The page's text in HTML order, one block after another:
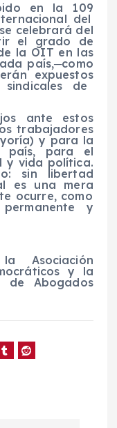
en la
109
del
celebrará del
el grado de
la OIT en las
país,─como
n expuestos
de
ante estos
trabajadores
y para la
país, para el
y vida política.
sin libertad
es una mera
ocurre,como
permanente y
Asociación
y la
de Abogados